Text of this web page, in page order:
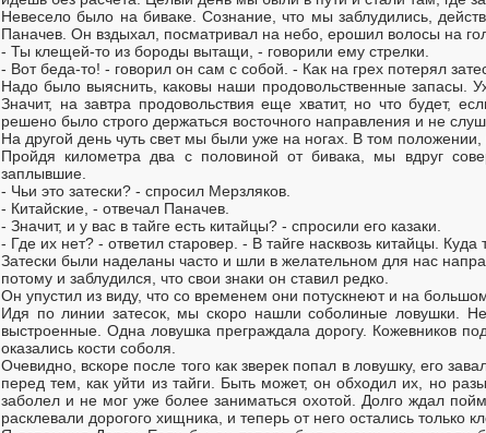
Невесело было на биваке. Сознание, что мы заблудились,
Паначев. Он вздыхал, посматривал на небо, ерошил волосы на
- Ты клещей-то из бороды вытащи, - говорили ему стрелки.
- Вот беда-то! - говорил он сам с собой. - Как на грех потерял
Надо было выяснить, каковы наши продовольственные запасы.
Значит, на завтра продовольствия еще хватит, но что будет,
решено было строго держаться восточного направления и не
На другой день чуть свет мы были уже на ногах. В том
Пройдя километра два с половиной от бивака, мы вдруг
заплывшие.
- Чьи это затески? - спросил Мерзляков.
- Китайские, - отвечал Паначев.
- Значит, и у вас в тайге есть китайцы? - спросили его казаки.
- Где их нет? - ответил старовер. - В тайге насквозь китайцы.
Затески были наделаны часто и шли в желательном для нас
потому и заблудился, что свои знаки он ставил редко.
Он упустил из виду, что со временем они потускнеют и на
Идя по линии затесок, мы скоро нашли соболиные ловушки.
выстроенные. Одна ловушка преграждала дорогу. Кожевников
оказались кости соболя.
Очевидно, вскоре после того как зверек попал в ловушку, его
перед тем, как уйти из тайги. Быть может, он обходил их, но
заболел и не мог уже более заниматься охотой. Долго ждал
расклевали дорогого хищника, и теперь от него остались только